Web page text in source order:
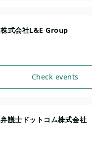
株式会社L&E Group
Check events
弁護士ドットコム株式会社